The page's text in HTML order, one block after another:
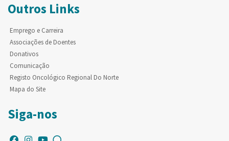
Outros Links
Emprego e Carreira
Associações de Doentes
Donativos
Comunicação
Registo Oncológico Regional Do Norte
Mapa do Site
Siga-nos